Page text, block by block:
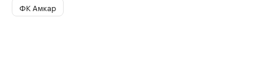
ФК Амкар